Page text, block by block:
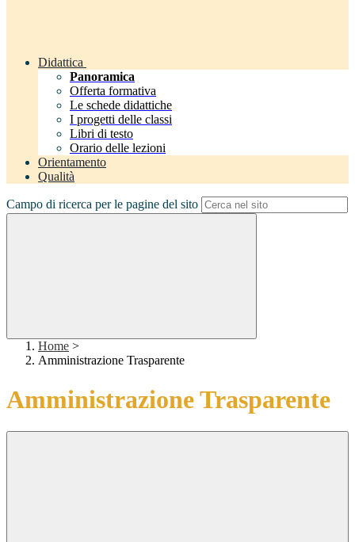
Didattica
Panoramica
Offerta formativa
Le schede didattiche
I progetti delle classi
Libri di testo
Orario delle lezioni
Orientamento
Qualità
Campo di ricerca per le pagine del sito
Home >
Amministrazione Trasparente
Amministrazione Trasparente